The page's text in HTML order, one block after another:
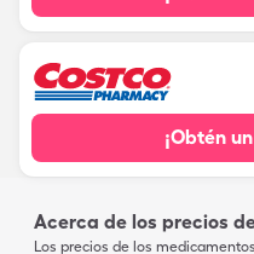
¡Obtén
Acerca de los precios
Los precios de los